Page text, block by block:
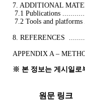
7. ADDITIONAL
7.1 Publications
7.2 Tools and
8. REFERENCES
APPENDIX A –
※ 본 정보는 게시일로
원문 링크